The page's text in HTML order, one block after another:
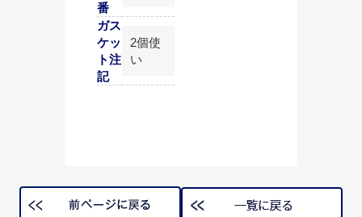
番
ガス
ケッ
ト注
記
2個使
い